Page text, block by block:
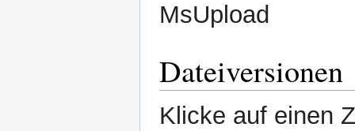
MsUpload
Dateiversionen
Klicke auf einen